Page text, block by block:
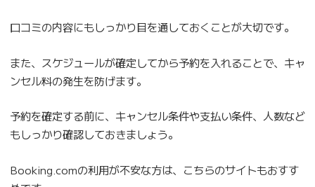
口コミの内容にもしっかり目を通しておくことが大切です。
また、スケジュールが確定してから予約を入れることで、キャ
ンセル料の発生を防げます。
予約を確定する前に、キャンセル条件や支払い条件、人数など
もしっかり確認しておきましょう。
Booking.comの利用が不安な方は、こちらのサイトもおすす